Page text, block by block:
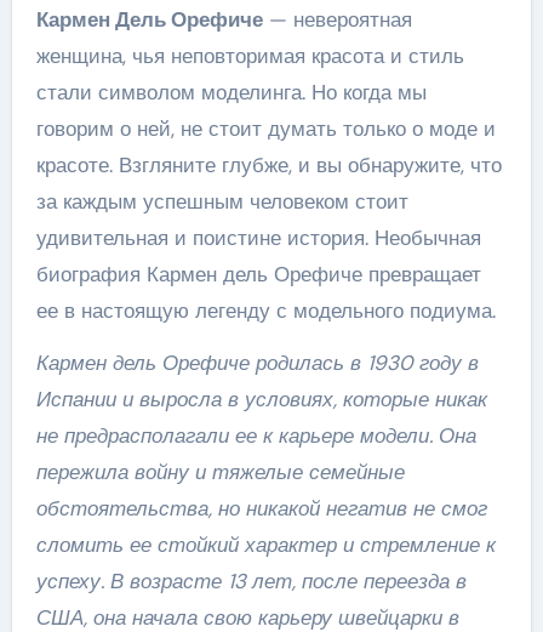
Кармен Дель Орефиче— невероятная
женщина, чья неповторимая красота и стиль
стали символом моделинга. Но когда мы
говорим о ней, не стоит думать только о моде и
красоте. Взгляните глубже, и вы обнаружите, что
за каждым успешным человеком стоит
удивительная и поистине история. Необычная
биография Кармен дель Орефиче превращает
ее в настоящую легенду с модельного подиума.
Кармен дель Орефиче родилась в 1930 году в
Испании и выросла в условиях, которые никак
не предрасполагали ее к карьере модели. Она
пережила войну и тяжелые семейные
обстоятельства, но никакой негатив не смог
сломить ее стойкий характер и стремление к
успеху. В возрасте 13 лет, после переезда в
США, она начала свою карьеру швейцарки в